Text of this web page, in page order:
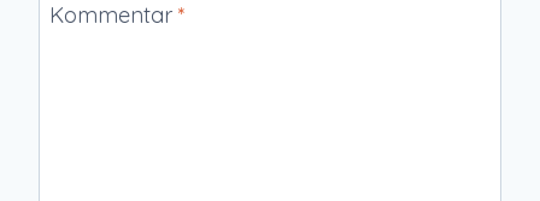
Kommentar *